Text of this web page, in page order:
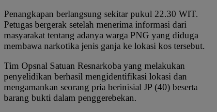
Penangkapan berlangsung sekitar pukul 22.30 WIT.
Petugas bergerak setelah menerima informasi dari
masyarakat tentang adanya warga PNG yang diduga
membawa narkotika jenis ganja ke lokasi kos tersebut.
Tim Opsnal Satuan Resnarkoba yang melakukan
penyelidikan berhasil mengidentifikasi lokasi dan
mengamankan seorang pria berinisial JP (40) beserta
barang bukti dalam penggerebekan.